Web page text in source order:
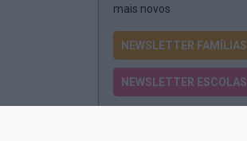
mais novos
NEWSLETTER FAMÍLIAS
NEWSLETTER ESCOLAS